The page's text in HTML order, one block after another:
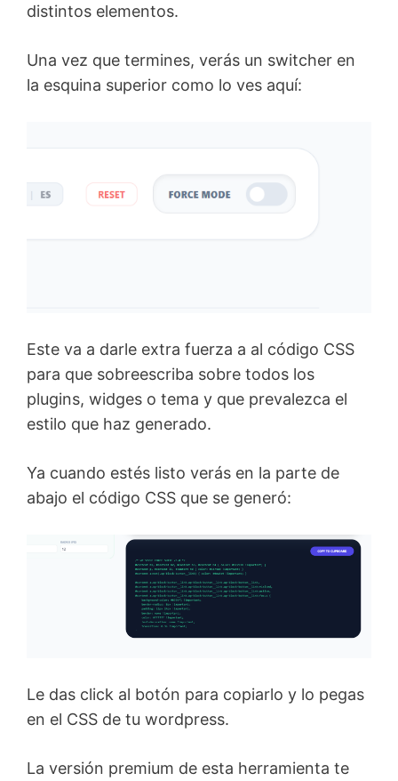
distintos elementos.
Una vez que termines, verás un switcher en
la esquina superior como lo ves aquí:
Este va a darle extra fuerza a al código CSS
para que sobreescriba sobre todos los
plugins, widges o tema y que prevalezca el
estilo que haz generado.
Ya cuando estés listo verás en la parte de
abajo el código CSS que se generó:
Le das click al botón para copiarlo y lo pegas
en el CSS de tu wordpress.
La versión premium de esta herramienta te